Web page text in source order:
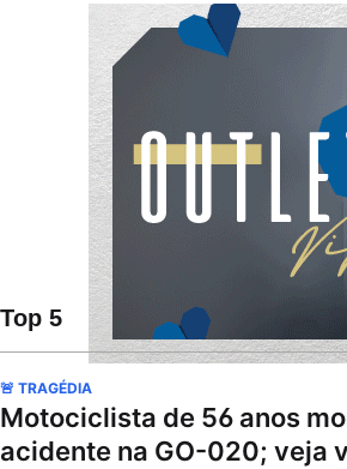
Top 5
🚨 TRAGÉDIA
Motociclista de 56 anos
acidente na GO-020; veja